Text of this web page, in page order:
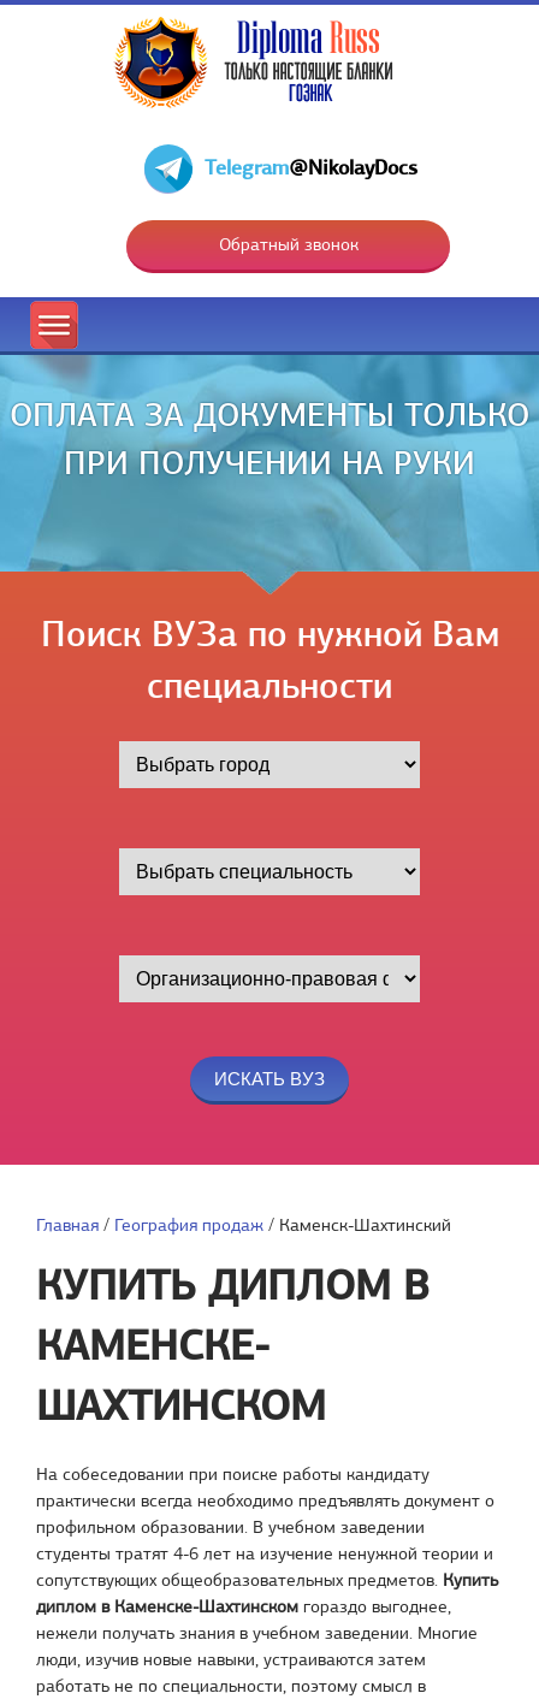
Telegram@NikolayDocs
Обратный звонок
ОПЛАТА ЗА ДОКУМЕНТЫ ТОЛЬКО
ПРИ ПОЛУЧЕНИИ НА РУКИ
Поиск ВУЗа по нужной Вам
специальности
Главная / География продаж / Каменск-Шахтинский
КУПИТЬ ДИПЛОМ В
КАМЕНСКЕ-
ШАХТИНСКОМ
На собеседовании при поиске работы кандидату
практически всегда необходимо предъявлять документ о
профильном образовании. В учебном заведении
студенты тратят 4-6 лет на изучение ненужной теории и
сопутствующих общеобразовательных предметов. Купить
диплом в Каменске-Шахтинском гораздо выгоднее,
нежели получать знания в учебном заведении. Многие
люди, изучив новые навыки, устраиваются затем
работать не по специальности, поэтому смысл в